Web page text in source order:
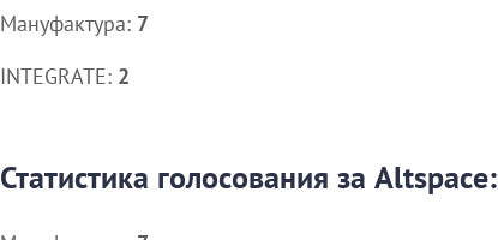
Мануфактура: 7
INTEGRATE: 2
Статистика голосования за Altspace: